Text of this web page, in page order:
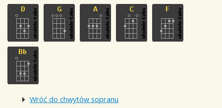
Wróć do chwytów sopranu